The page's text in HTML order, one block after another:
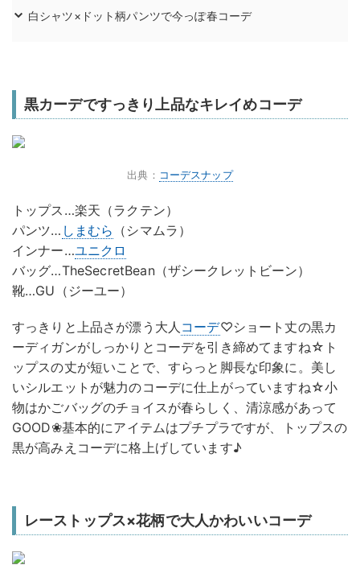
白シャツ×ドット柄パンツで今っぽ春コーデ
黒カーデですっきり上品なキレイめコーデ
出典： コーデスナップ
トップス…楽天（ラクテン）
パンツ… しまむら （シマムラ）
インナー…ユニクロ
バッグ…TheSecretBean（ザシークレットビーン）
靴…GU（ジーユー）
すっきりと上品さが漂う大人 コーデ♡ショート丈の黒カ
ーディガンがしっかりとコーデを引き締めてますね☆ト
ップスの丈が短いことで、すらっと脚長な印象に。美し
いシルエットが魅力のコーデに仕上がっていますね☆小
物はかごバッグのチョイスが春らしく、清涼感があって
GOOD❀基本的にアイテムはプチプラですが、トップスの
黒が高みえコーデに格上げしています♪
レーストップス×花柄で大人かわいいコーデ